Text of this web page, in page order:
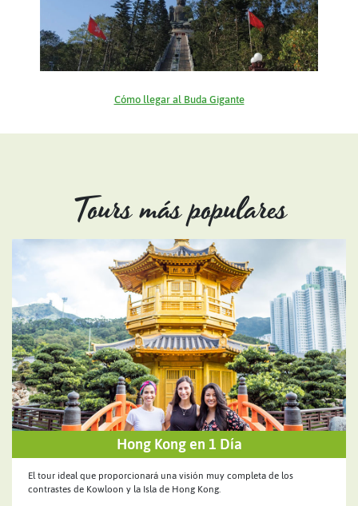
Cómo llegar al Buda Gigante
Tours más populares
Hong Kong en 1 Día
El tour ideal que proporcionará una visión muy completa de los
contrastes de Kowloon y la Isla de Hong Kong.